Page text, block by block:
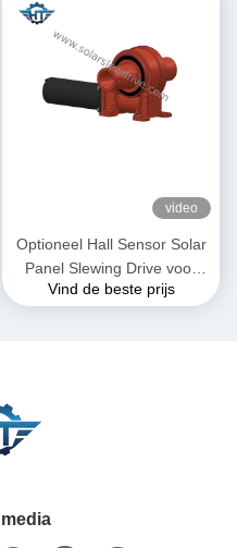
video
Optioneel Hall Sensor Solar
Panel Slewing Drive voor
snelle en gemakkelijke
Vind de beste prijs